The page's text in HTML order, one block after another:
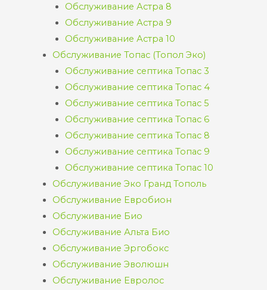
Обслуживание Астра 8
Обслуживание Астра 9
Обслуживание Астра 10
Обслуживание Топас (Топол Эко)
Обслуживание септика Топас 3
Обслуживание септика Топас 4
Обслуживание септика Топас 5
Обслуживание септика Топас 6
Обслуживание септика Топас 8
Обслуживание септика Топас 9
Обслуживание септика Топас 10
Обслуживание Эко Гранд Тополь
Обслуживание Евробион
Обслуживание Био
Обслуживание Альта Био
Обслуживание Эргобокс
Обслуживание Эволюшн
Обслуживание Евролос